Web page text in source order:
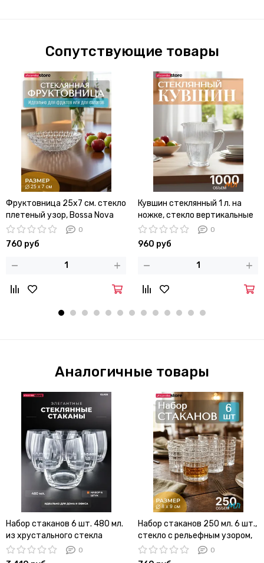
Сопутствующие товары
Фруктовница 25х7 см. стекло
плетеный узор, Bossa Nova
0
760 руб
Кувшин стеклянный 1 л. на
ножке, стекло вертикальные
полосы
0
960 руб
Аналогичные товары
Набор стаканов 6 шт. 480 мл.
из хрустального стекла
0
Набор стаканов 250 мл. 6 шт.,
стекло с рельефным узором,
Bossa Nova
0